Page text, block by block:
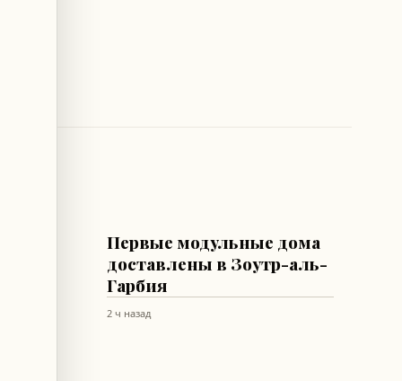
Первые модульные дома
доставлены в Зоутр-аль-
Гарбия
2 ч назад